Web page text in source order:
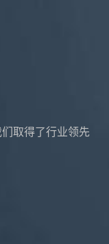
取得了行业领先